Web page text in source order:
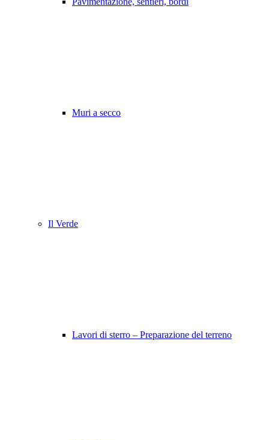
Muri a secco
Il Verde
Lavori di sterro – Preparazione del terreno